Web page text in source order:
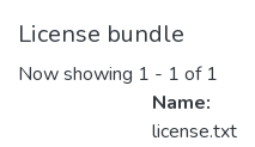
License bundle
Now showing 1 - 1 of 1
Name:
license.txt